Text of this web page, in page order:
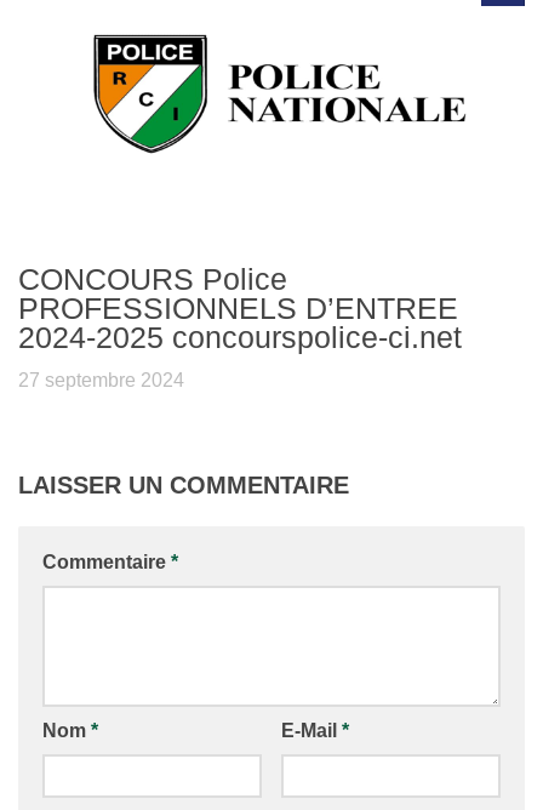
CONCOURS Police
PROFESSIONNELS D’ENTREE
2024-2025 concourspolice-ci.net
27 septembre 2024
LAISSER UN COMMENTAIRE
Commentaire *
Nom * E-Mail *